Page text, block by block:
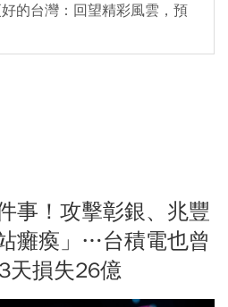
的台灣：回望精彩風雲，預
事！攻擊彰銀、兆豐
癱瘓」…台積電也曾
天損失26億